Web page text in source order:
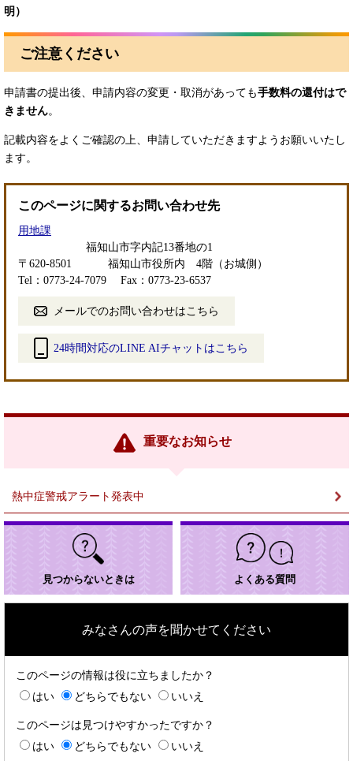
明）
ご注意ください
申請書の提出後、申請内容の変更・取消があっても手数料の還付はで
きません。
記載内容をよくご確認の上、申請していただきますようお願いいたし
ます。
このページに関するお問い合わせ先
用地課
〒620-8501
福知山市字内記13番地の1
福知山市役所内 4階（お城側）
Tel：0773-24-7079
Fax：0773-23-6537
メールでのお問い合わせはこちら
24時間対応のLINE AIチャットはこちら
リ
重要なお知らせ
熱中症警戒アラート発表中
見つからないときは よくある質問
みなさんの声を聞かせてください
このページの情報は役に立ちましたか？
はい
どちらでもない いいえ
このページは見つけやすかったですか？
はい
どちらでもない いいえ